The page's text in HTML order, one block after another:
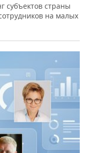
субъектов страны
на малых